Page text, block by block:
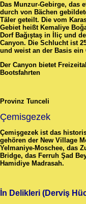
Das Munzur-Gebirge, das
durch von Bächen
Täler geteilt. Die vom
Gebiet heißt Kemaliye
Dorf Bağıştaş in İliç und
Canyon. Die Schlucht ist
und weist an der Basis ein
Der Canyon bietet
Bootsfahrten
Provinz Tunceli
Çemisgezek
Çemişgezek ist das
gehören der New Village
Yelmaniye-Moschee, das
Bridge, das Ferruh Şad
Hamidiye Madrasah.
İn Delikleri (Derviş